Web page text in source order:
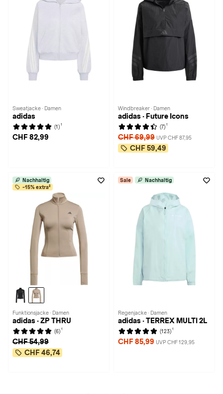
Sweatjacke · Damen
adidas
(1) 1
CHF 82,99
Windbreaker · Damen
adidas · Future Icons
(7) 1
CHF 69,99 UVP CHF 87,95
CHF 59,49
Nachhaltig
-15% extra²
Funktionsjacke · Damen
adidas · ZP THRU
(6) 1
CHF 54,99
CHF 46,74
Sale Nachhaltig
Regenjacke · Damen
adidas · TERREX MULTI 2L
(123) 1
CHF 85,99 UVP CHF 129,95